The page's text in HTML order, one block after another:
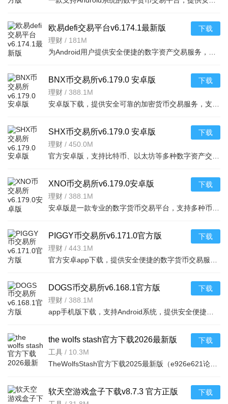
欧易defi交易平台v6.174.1最新版
理财 / 181M
下载
BNX币交易所v6.179.0 安卓版
理财 / 388.1M
下载
SHX币交易所v6.179.0 安卓版
理财 / 450.0M
下载
XNO币交易所v6.179.0安卓版
理财 / 388.1M
下载
PIGGY币交易所v6.171.0官方版
理财 / 443.1M
下载
DOGS币交易所v6.168.1官方版
理财 / 388.1M
下载
the wolfs stash官方下载2026最新版
（e926e621论坛阅读器）vbeta-
v4.16.4官方安卓版
工具 / 10.3M
下载
软天空游戏盒子下载v8.7.3 官方正版
下载